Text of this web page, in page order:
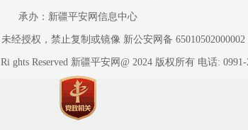
承办：新疆平安网信息中心
经授权，禁止复制或镜像 新公安网备 65010502000002
ghts Reserved 新疆平安网@ 2024 版权所有 电话: 0991-